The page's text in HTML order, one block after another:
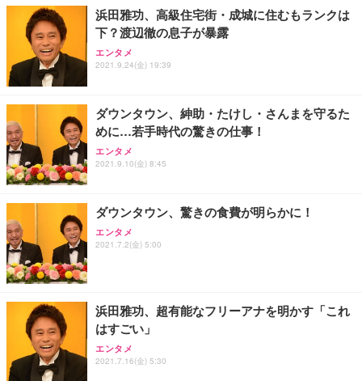
浜田雅功、高級住宅街・成城に住むもランクは
下？渡辺徹の息子が暴露
エンタメ
2021.9.24(金) 19:39
ダウンタウン、紳助・たけし・さんまを守るた
めに…若手時代の驚きの仕事！
エンタメ
2021.9.10(金) 8:45
ダウンタウン、驚きの食費が明らかに！
エンタメ
2021.7.2(金) 5:00
浜田雅功、超有能なフリーアナを明かす「これ
はすごい」
エンタメ
2021.7.16(金) 5:30